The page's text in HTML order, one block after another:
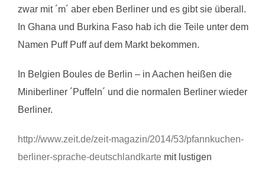
zwar mit ´m´ aber eben Berliner und es gibt sie überall.
In Ghana und Burkina Faso hab ich die Teile unter dem
Namen Puff Puff auf dem Markt bekommen.
In Belgien Boules de Berlin – in Aachen heißen die
Miniberliner ´Puffeln´ und die normalen Berliner wieder
Berliner.
http://www.zeit.de/zeit-magazin/2014/53/pfannkuchen-
berliner-sprache-deutschlandkarte mit lustigen